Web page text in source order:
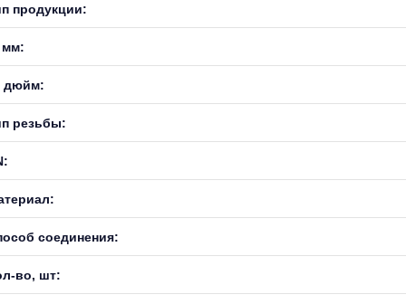
продукции:
мм:
дюйм:
резьбы:
соединения:
во, шт: